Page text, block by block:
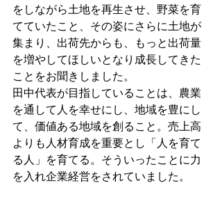
をしながら土地を再生させ、野菜を育
てていたこと、その姿にさらに土地が
集まり、出荷先からも、もっと出荷量
を増やしてほしいとなり成長してきた
ことをお聞きしました。
田中代表が目指していることは、農業
を通して人を幸せにし、地域を豊にし
て、価値ある地域を創ること。売上高
よりも人材育成を重要とし「人を育て
る人」を育てる。そういったことに力
を入れ企業経営をされていました。